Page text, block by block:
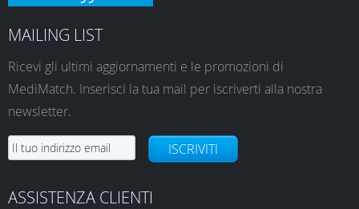
MAILING LIST
Ricevi gli ultimi aggiornamenti e le promozioni di
MediMatch. Inserisci la tua mail per iscriverti alla nostra
newsletter.
ISCRIVITI
ASSISTENZA CLIENTI